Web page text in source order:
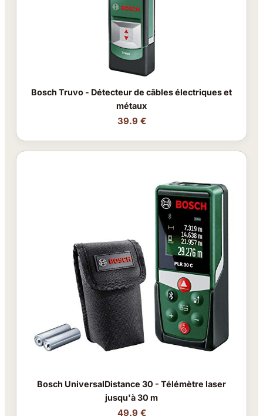
Bosch Truvo - Détecteur de câbles électriques et
métaux
39.9 €
Bosch UniversalDistance 30 - Télémètre laser
jusqu'à 30 m
49.9 €